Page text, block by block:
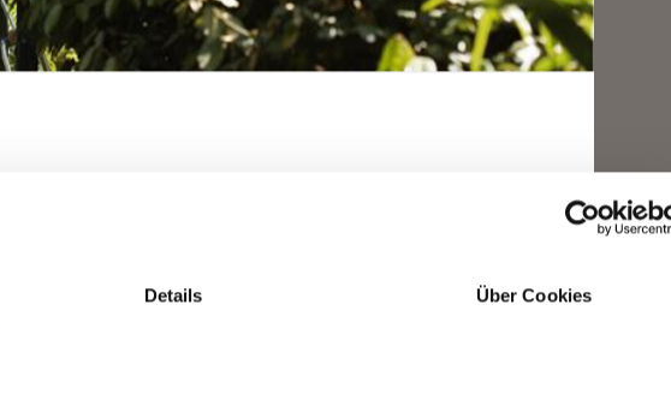
Details Über Cookies
Samsa, protagonista de La metamorfosi, in un
alla pensione Ottoburg di Maia Bassa nella
periodo risalgono numerosi carteggi, tra cui le
IL FUTURO
MERANO.